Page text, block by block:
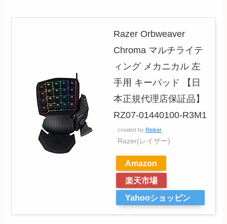
Razer Orbweaver
Chroma マルチライテ
ィング メカニカル 左
手用 キーパッド 【日
本正規代理店保証品】
RZ07-01440100-R3M1
created by Rinker
Razer(レイザー)
Amazon
楽天市場
Yahooショッピン
グ